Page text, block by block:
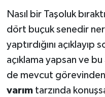
Nasıl bir Taşoluk
dört buçuk senedir
yaptırdığını açıklayıp
açıklama yapsan ve
de mevcut
varımtarzında